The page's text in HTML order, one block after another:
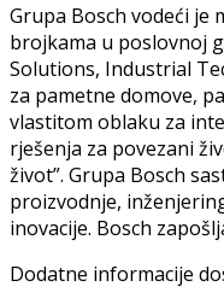
Grupa Bosch vodeći je
brojkama u poslovnoj
Solutions, Industrial
za pametne domove,
vlastitom oblaku za
rješenja za povezani
život”. Grupa Bosch
proizvodnje,
inovacije. Bosch
Dodatne informacije